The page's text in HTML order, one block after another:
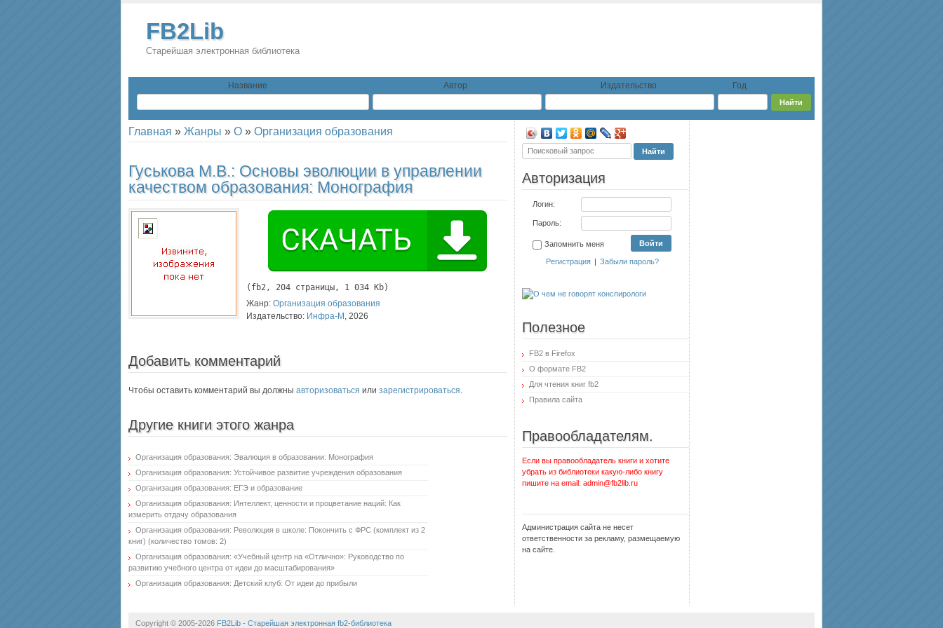
FB2Lib
Старейшая электронная библиотека
Название Автор Издательство Год
Главная » Жанры » О » Организация образования
Гуськова М.В.: Основы эволюции в управлении
качеством образования: Монография
( fb2, 204 страницы, 1 034 Kb)
Жанр: Организация образования
Издательство: Инфра-М , 2026
Добавить комментарий
Чтобы оставить комментарий вы должны авторизоваться или зарегистрироваться.
Другие книги этого жанра
Организация образования: Эвалюция в образовании: Монография
Организация образования: Устойчивое развитие учреждения образования
Организация образования: ЕГЭ и образование
Организация образования: Интеллект, ценности и процветание наций: Как
измерить отдачу образования
Организация образования: Революция в школе: Покончить с ФРС (комплект из 2
книг) (количество томов: 2)
Организация образования: «Учебный центр на «Отлично»: Руководство по
развитию учебного центра от идеи до масштабирования»
Организация образования: Детский клуб: От идеи до прибыли
Авторизация
Логин:
Пароль:
Запомнить меня
Регистрация | Забыли пароль?
Полезное
FB2 в Firefox
О формате FB2
Для чтения книг fb2
Правила сайта
Правообладателям.
Если вы правообладатель книги и хотите
убрать из библиотеки какую-либо книгу
пишите на email: admin@fb2lib.ru
Администрация сайта не несет
ответственности за рекламу, размещаемую
на сайте.
Copyright © 2005-2026 FB2Lib - Старейшая электронная fb2-библиотека